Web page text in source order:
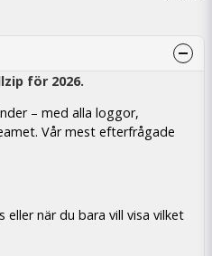
för 2026.
– med alla loggor,
Vår mest efterfrågade
eller när du bara vill visa vilket